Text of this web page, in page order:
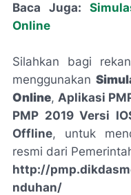
Baca Juga:
Online
Silahkan bagi
menggunakan
Online,Aplikasi
PMP 2019 Versi
Offline, untuk
resmi dari
http://
nduhan/